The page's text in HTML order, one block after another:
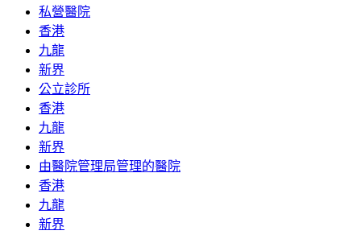
私營醫院
香港
九龍
新界
公立診所
香港
九龍
新界
由醫院管理局管理的醫院
香港
九龍
新界